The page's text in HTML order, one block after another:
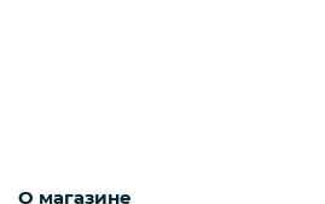
О магазине